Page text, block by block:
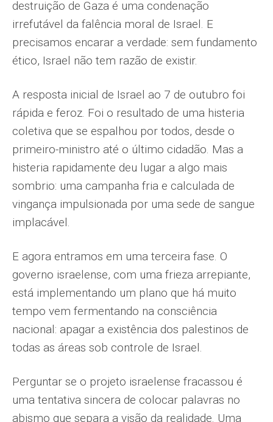
destruição de Gaza é uma condenação
irrefutável da falência moral de Israel. E
precisamos encarar a verdade: sem fundamento
ético, Israel não tem razão de existir.
A resposta inicial de Israel ao 7 de outubro foi
rápida e feroz. Foi o resultado de uma histeria
coletiva que se espalhou por todos, desde o
primeiro-ministro até o último cidadão. Mas a
histeria rapidamente deu lugar a algo mais
sombrio: uma campanha fria e calculada de
vingança impulsionada por uma sede de sangue
implacável.
E agora entramos em uma terceira fase. O
governo israelense, com uma frieza arrepiante,
está implementando um plano que há muito
tempo vem fermentando na consciência
nacional: apagar a existência dos palestinos de
todas as áreas sob controle de Israel.
Perguntar se o projeto israelense fracassou é
uma tentativa sincera de colocar palavras no
abismo que separa a visão da realidade. Uma